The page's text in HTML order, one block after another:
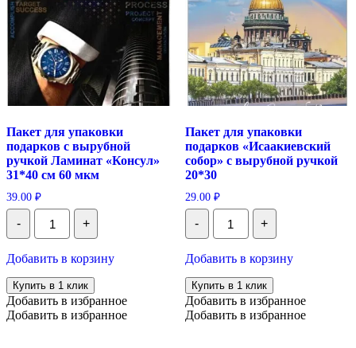
Пакет для упаковки
подарков с вырубной
ручкой Ламинат «Консул»
31*40 см 60 мкм
39.00 ₽
-
Количество
Пакет
для
подарков
с
вырубной
ручкой
Ламинат
+
Добавить в корзину
Купить в 1 клик
Добавить в избранное
Добавить в избранное
Пакет для упаковки
подарков «Исаакиевский
собор» с вырубной ручкой
20*30
29.00 ₽
-
Количество
Пакет
для
подарков
"Исаакиевский
собор"
с
вырубной
+
Добавить в корзину
Купить в 1 клик
Добавить в избранное
Добавить в избранное